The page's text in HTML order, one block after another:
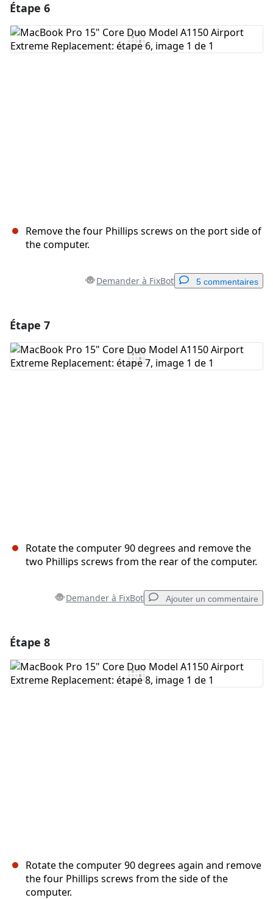
Étape 6
Remove the four Phillips screws on the port side of
the computer.
Demander à FixBot 5 commentaires
Ajouter un commentaire
Étape 7
Rotate the computer 90 degrees and remove the
two Phillips screws from the rear of the computer.
Demander à FixBot Ajouter un commentaire
Ajouter un commentaire
Étape 8
Rotate the computer 90 degrees again and remove
the four Phillips screws from the side of the
computer.